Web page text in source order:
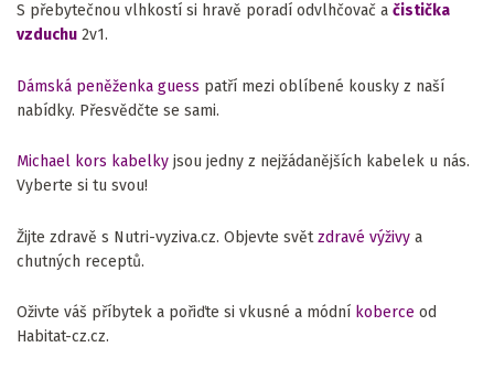
S přebytečnou vlhkostí si hravě poradí odvlhčovač a čistička
vzduchu 2v1.
Dámská peněženka guess patří mezi oblíbené kousky z naší
nabídky. Přesvědčte se sami.
Michael kors kabelky jsou jedny z nejžádanějších kabelek u nás.
Vyberte si tu svou!
Žijte zdravě s Nutri-vyziva.cz. Objevte světzdravé výživy a
chutných receptů.
Oživte váš příbytek a pořiďte si vkusné a módní koberce od
Habitat-cz.cz.